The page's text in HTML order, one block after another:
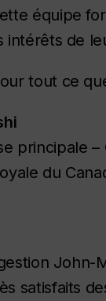
équipe
de
tout ce
principale
du
satisfaits